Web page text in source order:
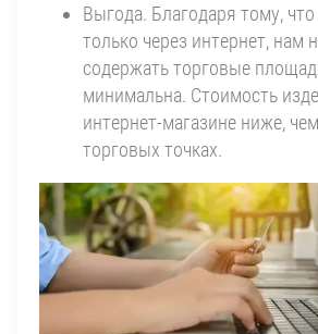
Выгода. Благодаря тому,
только через интернет, нам
содержать торговые
минимальна. Стоимость
интернет-магазине ниже,
торговых точках.